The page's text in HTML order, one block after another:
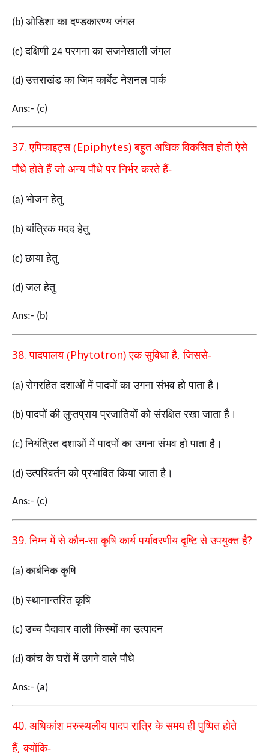
(b) ओडिशा का दण्डकारण्य जंगल
(c)दक्षिणी 24 परगना का सजनेखाली जंगल
(d)उत्तराखंड का जिम कार्बेट नेशनल पार्क
Ans:- (c)
37.एपिफाइट्स (Epiphytes)बहुत अधिक विकसित होती ऐसे
पौधे होते हैं जो अन्य पौधे पर निर्भर करते हैं-
(a) भोजन हेतु
(b)यांत्रिक मदद हेतु
(c)छाया हेतु
(d)जल हेतु
Ans:- (b)
38.पादपालय (Phytotron)एक सुविधा है,जिससे-
(a)रोगरहित दशाओं में पादपों का उगना संभव हो पाता है।
(b)पादपों की लुप्तप्राय प्रजातियों को संरक्षित रखा जाता है।
(c)नियंत्रित दशाओं में पादपों का उगना संभव हो पाता है।
(d)उत्परिवर्तन को प्रभावित किया जाता है।
Ans:- (c)
39.निम्न में से कौन-सा कृषि कार्य पर्यावरणीय दृष्टि से उपयुक्त है?
(a)कार्बनिक कृषि
(b)स्थानान्तरित कृषि
(c)उच्च पैदावार वाली किस्मों का उत्पादन
(d)कांच के घरों में उगने वाले पौधे
Ans:- (a)
40. अधिकांश मरुस्थलीय पादप रात्रि के समय ही पुष्पित होते
हैं,क्योंकि-